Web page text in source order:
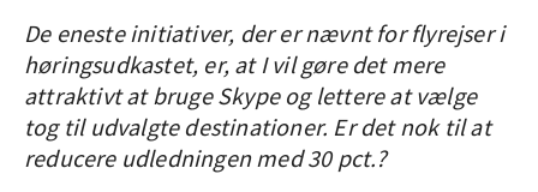
De eneste initiativer, der er nævnt for flyrejser i
høringsudkastet, er, at I vil gøre det mere
attraktivt at bruge Skype og lettere at vælge
tog til udvalgte destinationer. Er det nok til at
reducere udledningen med 30 pct.?